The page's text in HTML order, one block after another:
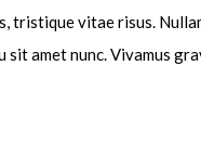
tristique vitae risus.
sit amet nunc. Vivamus